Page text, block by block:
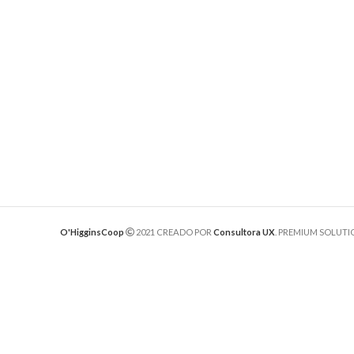
O'HigginsCoop 2021 CREADO POR Consultora UX . PREMIUM